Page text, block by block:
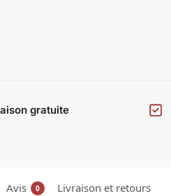
gratuite
Avis 0 Livraison et retours